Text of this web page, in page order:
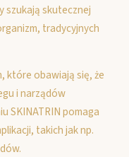
szukają skutecznej
tradycyjnych
które obawiają się, że
i narządów
SKINATRIN pomaga
takich jak np.